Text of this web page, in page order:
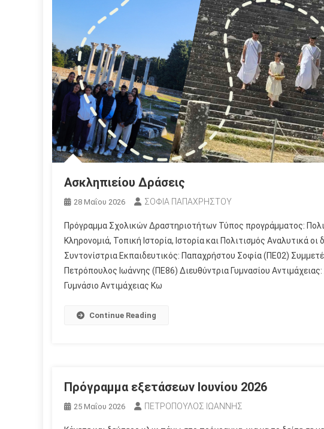
Ασκληπιείου Δράσεις
28 Μαΐου 2026 ΣΟΦΙΑ ΠΑΠΑΧΡΗΣΤΟΥ
Πρόγραμμα Σχολικών Δραστηριοτήτων Τύπος προγράμματος:
Κληρονομιά, Τοπική Ιστορία, Ιστορία και Πολιτισμός Αναλυτικά
Συντονίστρια Εκπαιδευτικός: Παπαχρήστου Σοφία (ΠΕ02)
Πετρόπουλος Ιωάννης (ΠΕ86) Διευθύντρια Γυμνασίου
Γυμνάσιο Αντιμάχειας Κω
Continue Reading
Πρόγραμμα εξετάσεων Ιουνίου 2026
25 Μαΐου 2026 ΠΕΤΡΟΠΟΥΛΟΣ ΙΩΑΝΝΗΣ